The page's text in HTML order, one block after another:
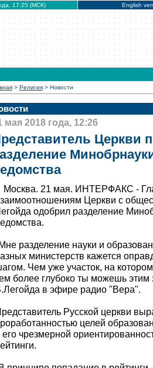
17:25 (МСК) English
> Религия > Новости
мая 2018 года, 12:26
Церкви
Москва. 21 мая. ИНТЕРФАКС -
Церкви с
одобрил разделение
разделение науки и
министерств кажется
Чем уже участок, на
более глубоко ты можешь этим
в эфире радио "Вера".
Русской церкви
целей
его чрезмерной